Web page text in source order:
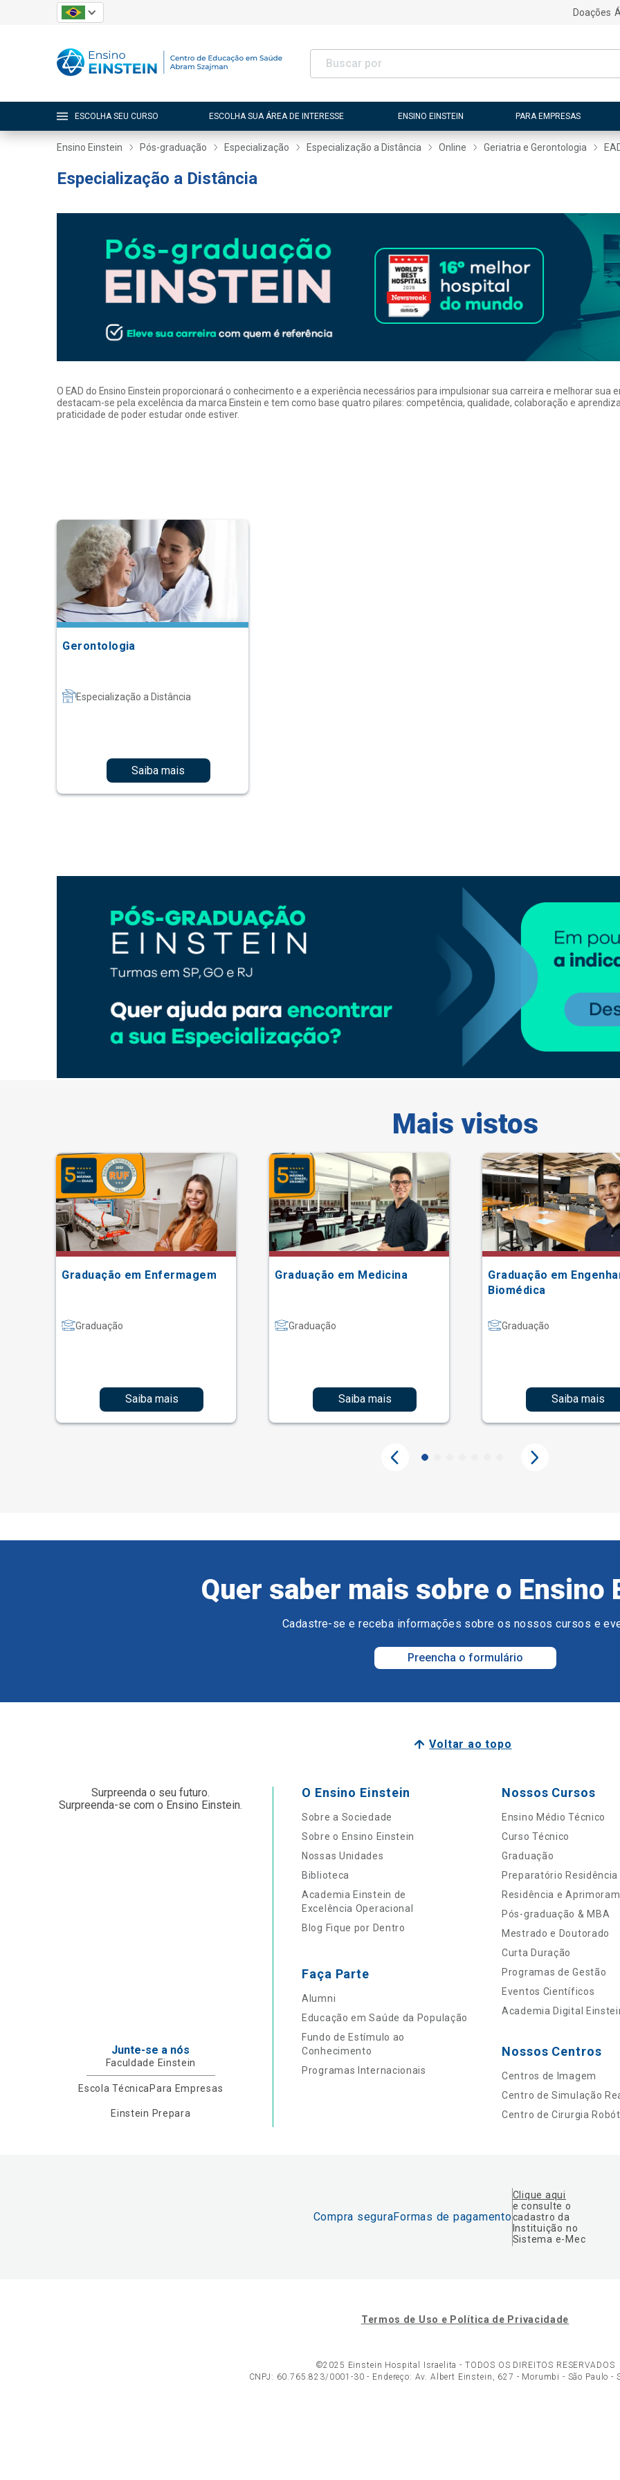
Doações
ESCOLHA SEU CURSO ESCOLHA SUA ÁREA DE INTERESSE ENSINO EINSTEIN PARA EMPRESAS
Ensino Einstein Pós-graduação Especialização Especialização a Distância Online Geriatria e Gerontologia
Especialização a Distância
O EAD do Ensino Einstein proporcionará o conhecimento e a experiência necessários para impulsionar sua carreira e melhorar
destacam-se pela excelência da marca Einstein e tem como base quatro pilares: competência, qualidade, colaboração e
praticidade de poder estudar onde estiver.
Gerontologia
Especialização a Distância
Saiba mais
Mais vistos
Graduação em Enfermagem
Graduação
Saiba mais
Graduação em Medicina
Graduação
Saiba mais
Graduação em
Biomédica
Graduação
Saiba mais
Quer saber mais sobre o Ensino
Cadastre-se e receba informações sobre os nossos cursos e
Preencha o formulário
Voltar ao topo
Surpreenda o seu futuro.
Surpreenda-se com o Ensino Einstein.
Junte-se a nós
Faculdade Einstein
Escola TécnicaPara Empresas
Einstein Prepara
O Ensino Einstein
Sobre a Sociedade
Sobre o Ensino Einstein
Nossas Unidades
Biblioteca
Academia Einstein de
Excelência Operacional
Blog Fique por Dentro
Faça Parte
Alumni
Educação em Saúde da População
Fundo de Estímulo ao
Conhecimento
Programas Internacionais
Nossos Cursos
Ensino Médio Técnico
Curso Técnico
Graduação
Preparatório Residência
Residência e
Pós-graduação & MBA
Mestrado e Doutorado
Curta Duração
Programas de Gestão
Eventos Científicos
Academia Digital
Nossos Centros
Centros de Imagem
Centro de Simulação
Centro de Cirurgia
Compra seguraFormas de pagamento
Clique aqui
e consulte o
cadastro da
Instituição no
Sistema e-Mec
Termos de Uso e Política de Privacidade
©2025 Einstein Hospital Israelita - TODOS OS DIREITOS RESERVADOS
CNPJ: 60.765.823/0001-30 - Endereço: Av. Albert Einstein, 627 - Morumbi - São Paulo -